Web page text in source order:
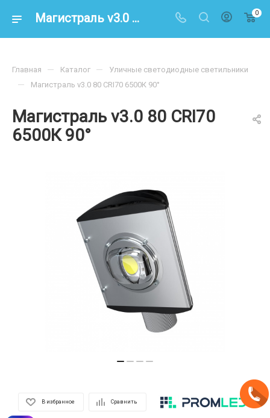
Магистраль v3.0 80 CRI70 6500К 90° – купить по цене 10500.00 в интернет-магазине energoresurs-spb.ru 0
Магистраль v3.0 80 CRI70
6500К 90°
Главная — Каталог — Уличные светодиодные светильники
— Магистраль v3.0 80 CRI70 6500К 90°
В избранное Сравнить